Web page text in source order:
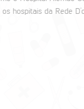
D’or.